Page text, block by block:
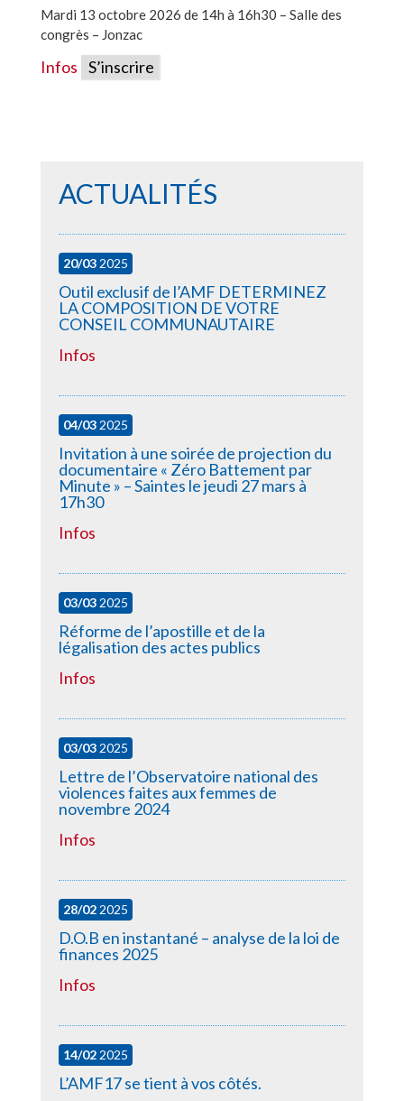
Mardi 13 octobre 2026 de 14h à 16h30 – Salle des
congrès – Jonzac
Infos S’inscrire
ACTUALITÉS
20/032025
Outil exclusif de l’AMF DETERMINEZ
LA COMPOSITION DE VOTRE
CONSEIL COMMUNAUTAIRE
Infos
04/032025
Invitation à une soirée de projection du
documentaire « Zéro Battement par
Minute » – Saintes le jeudi 27 mars à
17h30
Infos
03/032025
Réforme de l’apostille et de la
légalisation des actes publics
Infos
03/032025
Lettre de l’Observatoire national des
violences faites aux femmes de
novembre 2024
Infos
28/022025
D.O.B en instantané – analyse de la loi de
finances 2025
Infos
14/022025
L’AMF17 se tient à vos côtés.